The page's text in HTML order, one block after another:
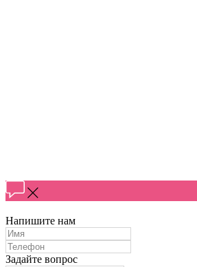
Напишите нам
Задайте вопрос